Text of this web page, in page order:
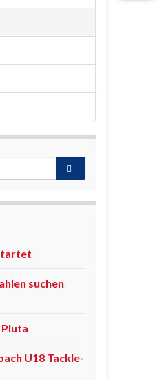
suchen
Pluta
U18 Tackle-